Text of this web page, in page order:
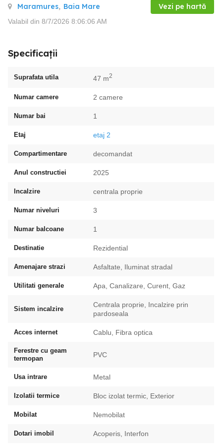
Maramures, Baia Mare Vezi pe hartă
Valabil din 8/7/2026 8:06:06 AM
Specificații
Suprafata utila 47 m2
Numar camere 2 camere
Numar bai 1
Etaj etaj 2
Compartimentare decomandat
Anul constructiei 2025
Incalzire centrala proprie
Numar niveluri 3
Numar balcoane 1
Destinatie Rezidential
Amenajare strazi Asfaltate, Iluminat stradal
Utilitati generale Apa, Canalizare, Curent, Gaz
Sistem incalzire
Centrala proprie, Incalzire prin
pardoseala
Acces internet Cablu, Fibra optica
Ferestre cu geam
termopan
PVC
Usa intrare Metal
Izolatii termice Bloc izolat termic, Exterior
Mobilat Nemobilat
Dotari imobil Acoperis, Interfon